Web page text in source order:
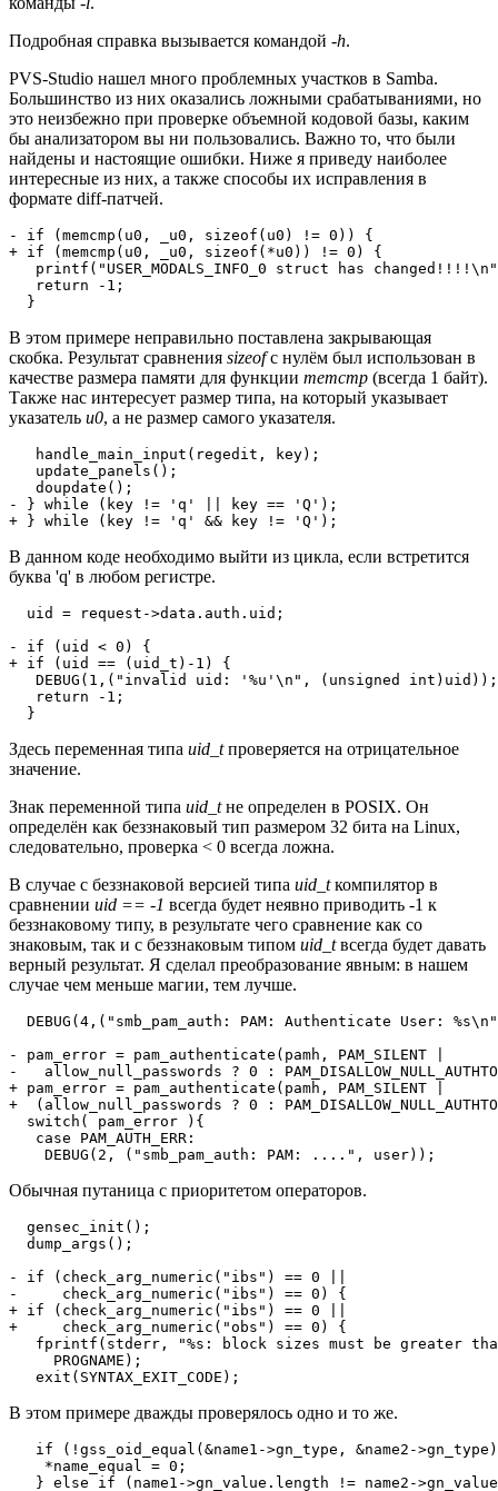
Подробная справка вызывается командой -h.
PVS-Studio нашел много проблемных участков в Samba.
Большинство из них оказались ложными срабатываниями, но
это неизбежно при проверке объемной кодовой базы, каким
бы анализатором вы ни пользовались. Важно то, что были
найдены и настоящие ошибки. Ниже я приведу наиболее
интересные из них, а также способы их исправления в
формате diff-патчей.
- if (memcmp(u0, _u0, sizeof(u0) != 0)) {
+ if (memcmp(u0, _u0, sizeof(*u0)) != 0) {
printf("USER_MODALS_INFO_0 struct has
   return -1;
  }
В этом примере неправильно поставлена закрывающая
скобка. Результат сравнения sizeofс нулём был использован в
качестве размера памяти для функции memcmp (всегда 1 байт).
Также нас интересует размер типа, на который указывает
указатель u0, а не размер самого указателя.
   handle_main_input(regedit, key);
   update_panels();
   doupdate();
- } while (key != 'q' || key == 'Q');
+ } while (key != 'q' && key != 'Q');
В данном коде необходимо выйти из цикла, если встретится
буква 'q' в любом регистре.
  uid = request->data.auth.uid;
- if (uid < 0) {
+ if (uid == (uid_t)-1) {
   DEBUG(1,("invalid uid: '%u'\n", (unsigned int)uid));
   return -1;
  }
Здесь переменная типа uid_tпроверяется на отрицательное
значение.
Знак переменной типа uid_tне определен в POSIX. Он
определён как беззнаковый тип размером 32 бита на Linux,
следовательно, проверка < 0 всегда ложна.
В случае с беззнаковой версией типа uid_tкомпилятор в
сравнении uid == -1 всегда будет неявно приводить -1 к
беззнаковому типу, в результате чего сравнение как со
знаковым, так и с беззнаковым типом uid_tвсегда будет давать
верный результат. Я сделал преобразование явным: в нашем
случае чем меньше магии, тем лучше.
DEBUG(4,("smb_pam_auth: PAM: Authenticate User:
- pam_error = pam_authenticate(pamh, PAM_SILENT |
-   allow_null_passwords ? 0 :
+ pam_error = pam_authenticate(pamh, PAM_SILENT |
+  (allow_null_passwords ? 0 :
  switch( pam_error ){
   case PAM_AUTH_ERR:
    DEBUG(2, ("smb_pam_auth: PAM: ....", user));
Обычная путаница с приоритетом операторов.
  gensec_init();
  dump_args();
- if (check_arg_numeric("ibs") == 0 ||
-     check_arg_numeric("ibs") == 0) {
+ if (check_arg_numeric("ibs") == 0 ||
+     check_arg_numeric("obs") == 0) {
fprintf(stderr, "%s: block sizes must be greater
     PROGNAME);
   exit(SYNTAX_EXIT_CODE);
В этом примере дважды проверялось одно и то же.
if (!gss_oid_equal(&name1->gn_type, &name2-
    *name_equal = 0;
} else if (name1->gn_value.length != name2-